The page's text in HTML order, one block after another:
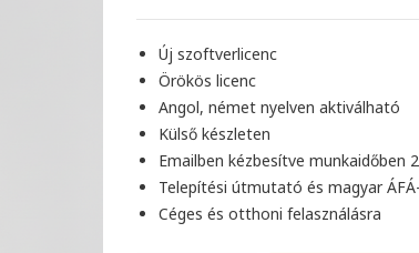
Új szoftverlicenc
Örökös licenc
Angol, német nyelven aktiválható
Külső készleten
Emailben kézbesítve munkaidőben
Telepítési útmutató és magyar
Céges és otthoni felasználásra